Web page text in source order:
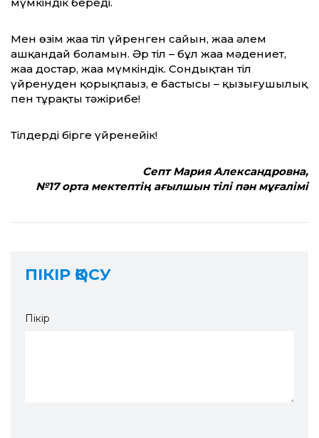
мүмкіндік береді.
Мен өзім жаңа тіл үйренген сайын, жаңа әлем
ашқандай боламын. Әр тіл – бұл жаңа мәдениет,
жаңа достар, жаңа мүмкіндік. Сондықтан тіл
үйренуден қорықпаңыз, ең бастысы – қызығушылық
пен тұрақты тәжірибе!
Тілдерді бірге үйренейік!
Септ Мария Александровна,
№17 орта мектептің ағылшын тілі пән мұғалімі
ПІКІР ҚОСУ
Пікір